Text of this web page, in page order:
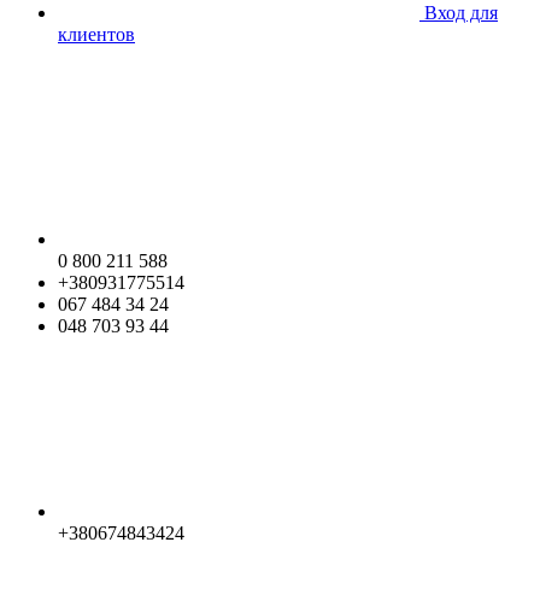
Вход для
клиентов
0 800 211 588
+380931775514
067 484 34 24
048 703 93 44
+380674843424